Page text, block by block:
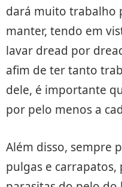
dará muito trabalho
manter, tendo em
lavar dread por
afim de ter tanto
dele, é importante
por pelo menos a
Além disso, sempre
pulgas e carrapatos,